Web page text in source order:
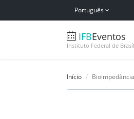
Português
IFBEventos
Instituto Federal de
Início